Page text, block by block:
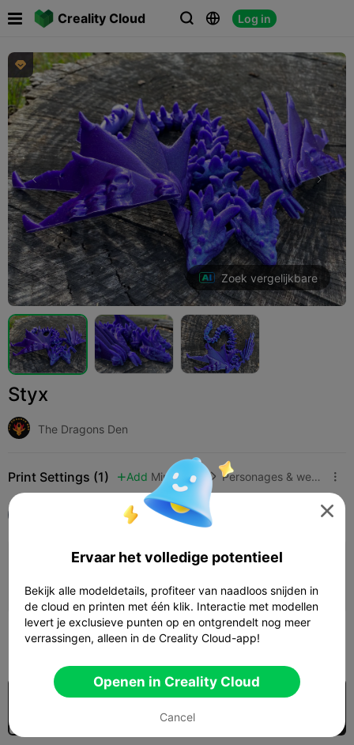
Creality Cloud   Log in
 

Zoek vergelijkbare
Styx
The Dragons Den
Print Settings (1)  Add Miniaturen  Personages & wezens 
Ender-3 V3 Plus
0,2 mm laag, 3 wanden, 10 vulling
 02h 37m  2 plates  65.22g
400 
US$3.96 $7.99/Month


Ervaar het volledige potentieel
Bekijk alle modeldetails, profiteer van naadloos snijden in
de cloud en printen met één klik. Interactie met modellen
levert je exclusieve punten op en ontgrendelt nog meer
verrassingen, alleen in de Creality Cloud-app!
Openen in Creality Cloud
Cancel